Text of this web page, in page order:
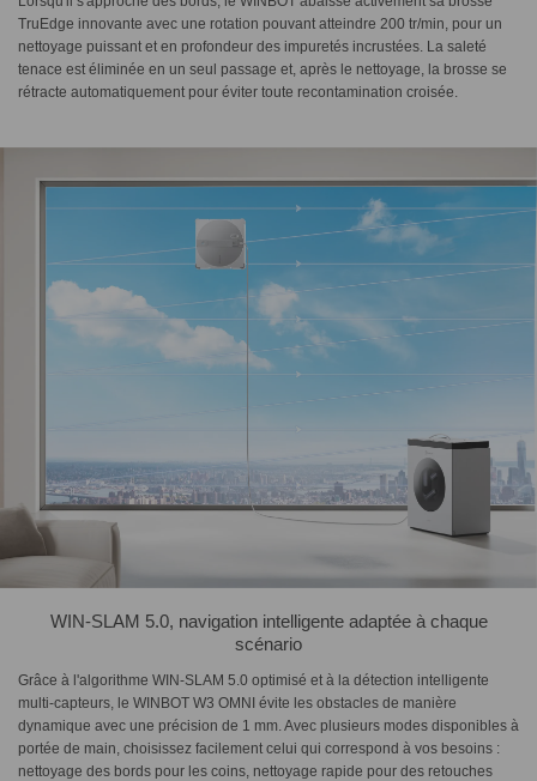
TruEdge innovante avec une rotation pouvant atteindre 200 tr/min, pour un
nettoyage puissant et en profondeur des impuretés incrustées. La saleté
tenace est éliminée en un seul passage et, après le nettoyage, la brosse se
rétracte automatiquement pour éviter toute recontamination croisée.
WIN-SLAM 5.0, navigation intelligente adaptée à chaque
scénario
Grâce à l'algorithme WIN-SLAM 5.0 optimisé et à la détection intelligente
multi-capteurs, le WINBOT W3 OMNI évite les obstacles de manière
dynamique avec une précision de 1 mm. Avec plusieurs modes disponibles à
portée de main, choisissez facilement celui qui correspond à vos besoins :
nettoyage des bords pour les coins, nettoyage rapide pour des retouches